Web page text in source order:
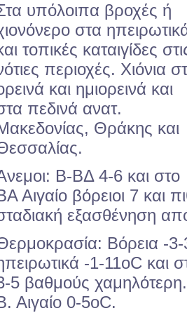
υπόλοιπα βροχές ή
στα
τοπικές καταιγίδες
περιοχές. Χιόνια
και ημιορεινά και
πεδινά ανατ.
Θράκης και
Β-ΒΔ 4-6 και στο
Αιγαίο βόρειοι 7
εξασθένηση
Βόρεια -
-1-11oC και
5 βαθμούς
Αιγαίο 0-5oC.